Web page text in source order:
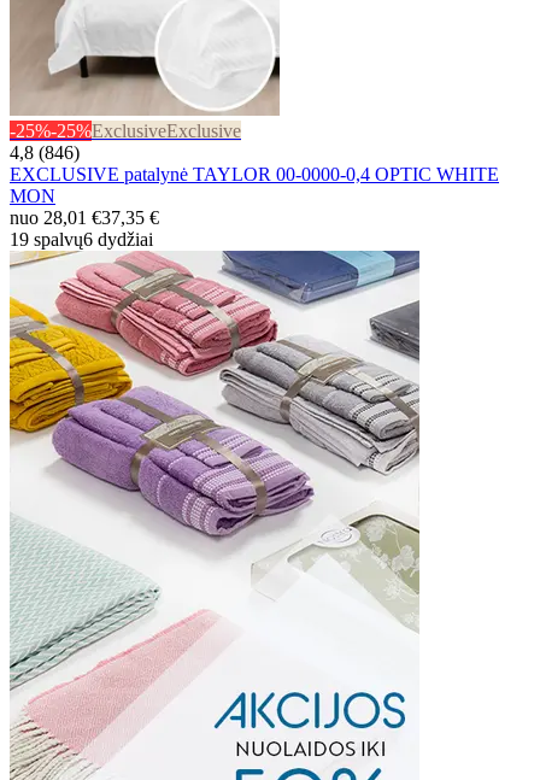
-25%-25%ExclusiveExclusive
4,8 (846)
EXCLUSIVE patalynė TAYLOR 00-0000-0,4 OPTIC WHITE
MON
nuo 28,01 €37,35 €
19 spalvų6 dydžiai